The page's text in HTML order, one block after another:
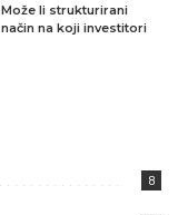
li strukturirani
na koji investitori
8